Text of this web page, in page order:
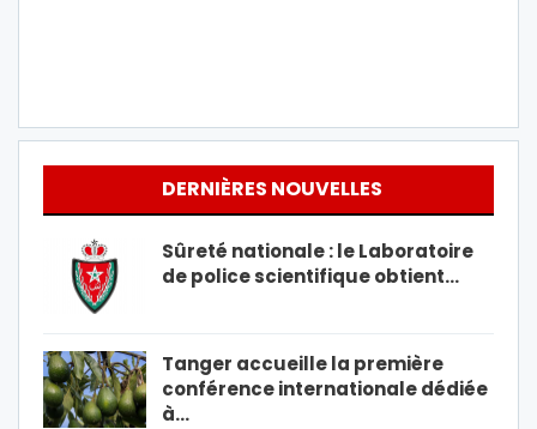
DERNIÈRES NOUVELLES
Sûreté nationale : le Laboratoire
de police scientifique obtient…
Tanger accueille la première
conférence internationale dédiée
à…